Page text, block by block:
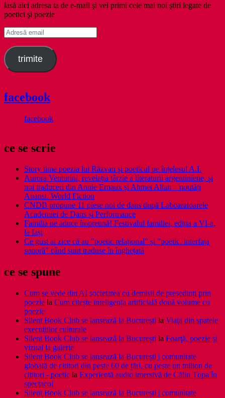
lasă aici adresa ta de e-mail şi vei primi cele mai noi ştiri legate de
poetici şi poezie
Adresă
email
trimite
facebook
facebook
ce se scrie
Story time poezia lui Răzvan și poeticul pe înțelesul A.I.
Aurora Venturini, revelația târzie a literaturii argentiniene, și
noi traduceri din Annie Ernaux și Ahmet Altan – noutăți
Anansi. World Fiction
CNDB propune 11 piese noi de dans după Laboaratoarele
Academiei de Dans și Performance
Familia ne aduce împreună! Festivalul familiei, ediția a VI-a,
la Iași
Ce gust ai zice că au ”poetic relațional” și ”poetic. interfața
sonoră” când sunt traduse în înghețată
ce se spune
Cum se vede din AI societatea cu demisii de președinți prin
poezie la Cum citește inteligența artificială două volume cu
poezie
Silent Book Club se lansează la București la Viaţa din spatele
execuţiilor culturale
Silent Book Club se lansează la București la Foarţă, poezie şi
vizual la galerie
Silent Book Club se lansează la București | comunitate
globală de cititori din peste 60 de țări, cu peste un milion de
cititori - poetic la Experiență audio imersivă de Călin Țopa în
spectacol
Silent Book Club se lansează la București | comunitate